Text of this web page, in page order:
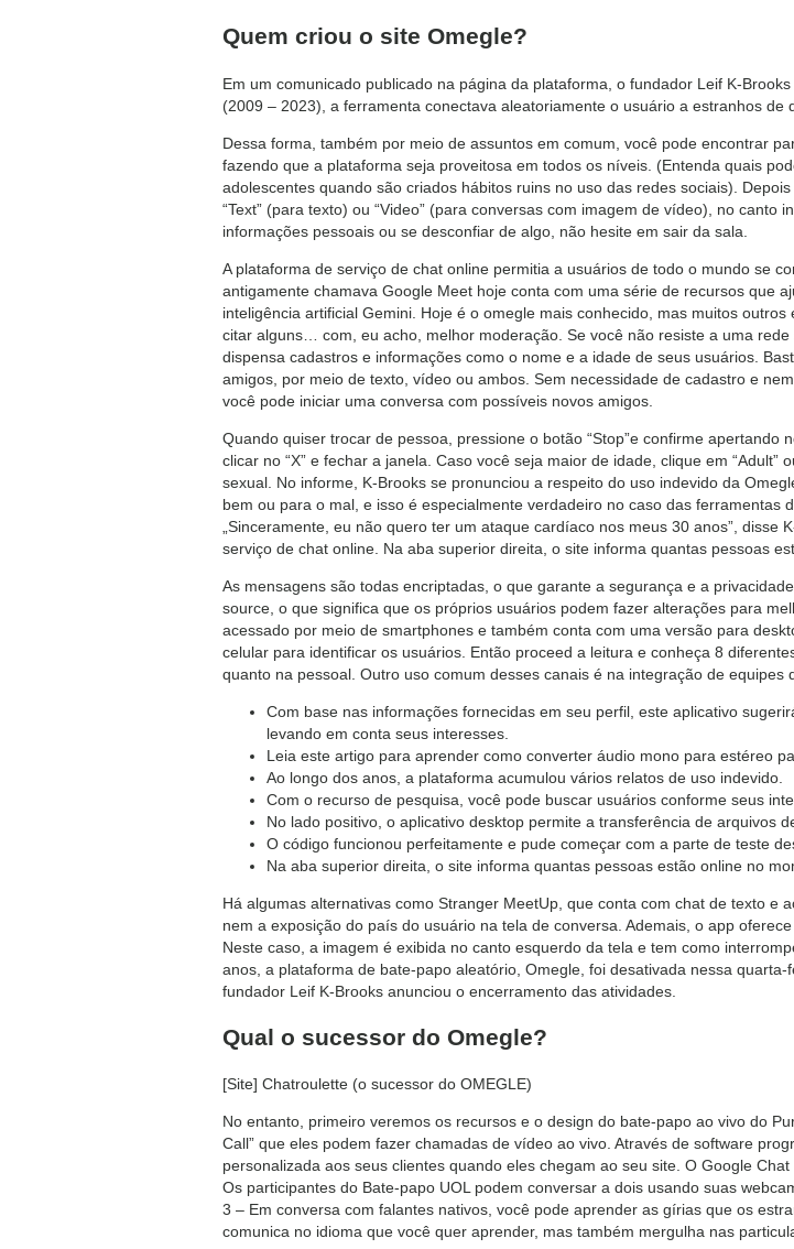
Quem criou o site Omegle?
Em um comunicado publicado na página da plataforma, o fundador Leif K-
(2009 – 2023), a ferramenta conectava aleatoriamente o usuário a estranhos de
Dessa forma, também por meio de assuntos em comum, você pode encontrar
fazendo que a plataforma seja proveitosa em todos os níveis. (Entenda quais
adolescentes quando são criados hábitos ruins no uso das redes sociais).
“Text” (para texto) ou “Video” (para conversas com imagem de vídeo), no
informações pessoais ou se desconfiar de algo, não hesite em sair da sala.
A plataforma de serviço de chat online permitia a usuários de todo o mundo se
antigamente chamava Google Meet hoje conta com uma série de recursos que
inteligência artificial Gemini. Hoje é o omegle mais conhecido, mas muitos
citar alguns… com, eu acho, melhor moderação. Se você não resiste a uma
dispensa cadastros e informações como o nome e a idade de seus usuários.
amigos, por meio de texto, vídeo ou ambos. Sem necessidade de cadastro e
você pode iniciar uma conversa com possíveis novos amigos.
Quando quiser trocar de pessoa, pressione o botão “Stop”e confirme apertando
clicar no “X” e fechar a janela. Caso você seja maior de idade, clique em
sexual. No informe, K-Brooks se pronunciou a respeito do uso indevido da
bem ou para o mal, e isso é especialmente verdadeiro no caso das ferramentas
„Sinceramente, eu não quero ter um ataque cardíaco nos meus 30 anos”,
serviço de chat online. Na aba superior direita, o site informa quantas pessoas
As mensagens são todas encriptadas, o que garante a segurança e a
source, o que significa que os próprios usuários podem fazer alterações para
acessado por meio de smartphones e também conta com uma versão para
celular para identificar os usuários. Então proceed a leitura e conheça 8
quanto na pessoal. Outro uso comum desses canais é na integração de equipes
Com base nas informações fornecidas em seu perfil, este aplicativo
levando em conta seus interesses.
Leia este artigo para aprender como converter áudio mono para estéreo
Ao longo dos anos, a plataforma acumulou vários relatos de uso indevido.
Com o recurso de pesquisa, você pode buscar usuários conforme seus
No lado positivo, o aplicativo desktop permite a transferência de arquivos
O código funcionou perfeitamente e pude começar com a parte de teste
Na aba superior direita, o site informa quantas pessoas estão online no
Há algumas alternativas como Stranger MeetUp, que conta com chat de texto e
nem a exposição do país do usuário na tela de conversa. Ademais, o app
Neste caso, a imagem é exibida no canto esquerdo da tela e tem como
anos, a plataforma de bate-papo aleatório, Omegle, foi desativada nessa
fundador Leif K-Brooks anunciou o encerramento das atividades.
Qual o sucessor do Omegle?
[Site] Chatroulette (o sucessor do OMEGLE)
No entanto, primeiro veremos os recursos e o design do bate-papo ao vivo do
Call” que eles podem fazer chamadas de vídeo ao vivo. Através de software
personalizada aos seus clientes quando eles chegam ao seu site. O Google
Os participantes do Bate-papo UOL podem conversar a dois usando suas
3 – Em conversa com falantes nativos, você pode aprender as gírias que os
comunica no idioma que você quer aprender, mas também mergulha nas